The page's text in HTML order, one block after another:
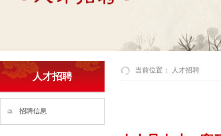
人才招聘
招聘信息
当前位置： 人才招聘